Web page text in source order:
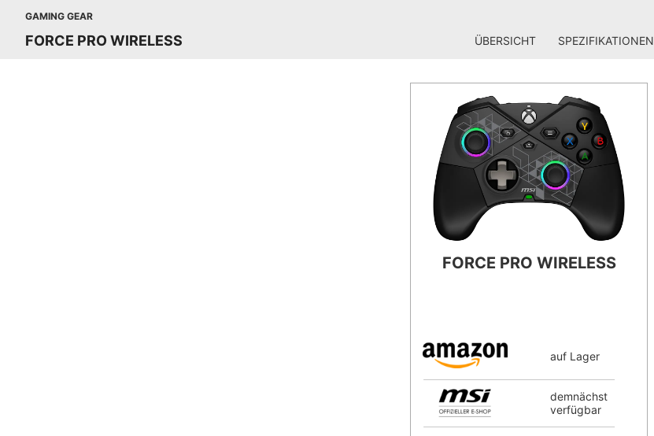
GAMING GEAR
FORCE PRO WIRELESS ÜBERSICHT SPEZIFIKATIONEN
FORCE PRO WIRELESS
auf Lager
demnächst
verfügbar